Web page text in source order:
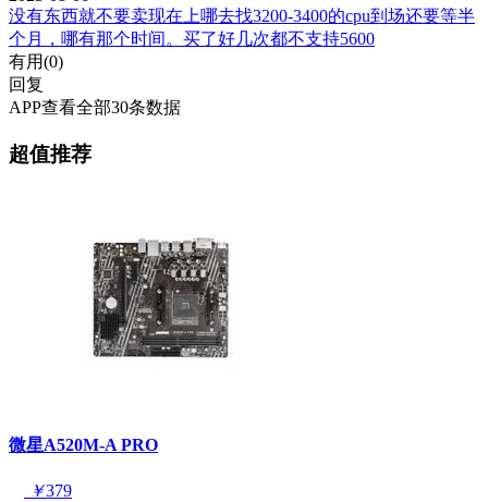
没有东西就不要卖现在上哪去找3200-3400的cpu到场还要等半
个月，哪有那个时间。买了好几次都不支持5600
有用(0)
回复
APP查看全部30条数据
超值推荐
微星A520M-A PRO
￥379